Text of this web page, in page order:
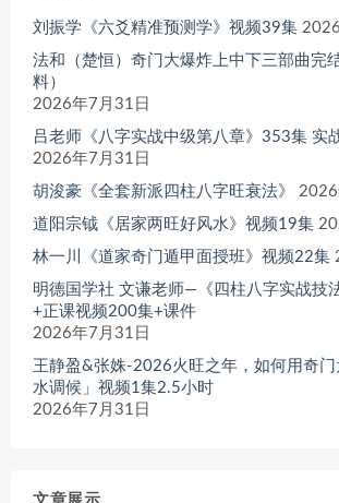
刘振学《六爻精准预测学》视频39集
法和（楚恒）奇门大爆炸上中下三部曲完
料）
2026年7月31日
吕老师《八字实战中级第八章》353集 实
2026年7月31日
胡浚豪《全套新派四柱八字旺衰法》
2026
道阳宗钺《居家两旺好风水》视频19集
林一川《道家奇门遁甲面授班》视频22集
明德国学社 文谦老师—《四柱八字实战技
+正课视频200集+课件
2026年7月31日
王静盈&张姝-2026火旺之年，如何用奇门
水调候」视频1集2.5小时
2026年7月31日